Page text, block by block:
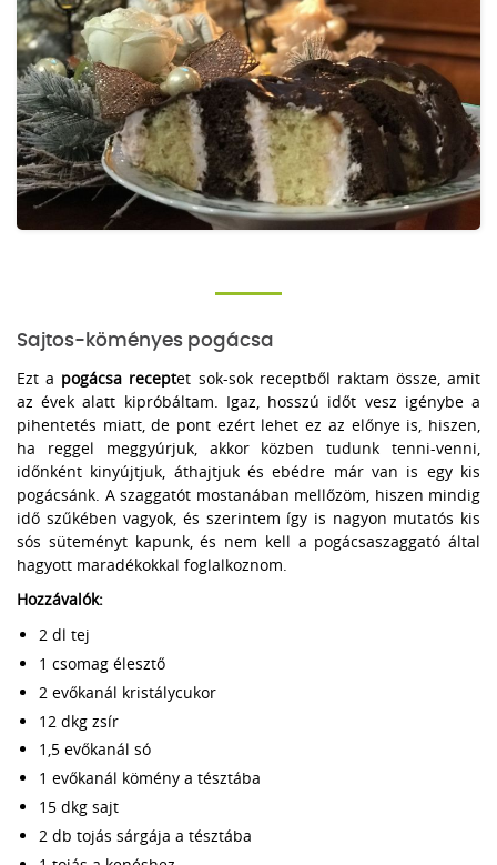
Sajtos-köményes pogácsa
Ezt a pogácsa receptet sok-sok receptből raktam össze, amit
az évek alatt kipróbáltam. Igaz, hosszú időt vesz igénybe a
pihentetés miatt, de pont ezért lehet ez az előnye is, hiszen,
ha reggel meggyúrjuk, akkor közben tudunk tenni-venni,
időnként kinyújtjuk, áthajtjuk és ebédre már van is egy kis
pogácsánk. A szaggatót mostanában mellőzöm, hiszen mindig
idő szűkében vagyok, és szerintem így is nagyon mutatós kis
sós süteményt kapunk, és nem kell a pogácsaszaggató által
hagyott maradékokkal foglalkoznom.
Hozzávalók:
2 dl tej
1 csomag élesztő
2 evőkanál kristálycukor
12 dkg zsír
1,5 evőkanál só
1 evőkanál kömény a tésztába
15 dkg sajt
2 db tojás sárgája a tésztába